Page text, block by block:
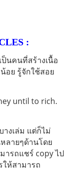
:
นคนที่สร้างเนื้อ
อย รู้จักใช้สอย
until to rich.
งเล่ม แต่ก็ไม่
ลายๆด้านโดย
ารถแชร์ copy ไป
ให้สามารถ